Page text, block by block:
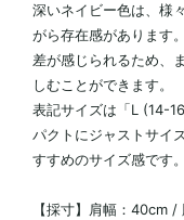
深いネイビー色は、様
がら存在感があります
差が感じられるため、
しむことができます。
表記サイズは「L (14-
パクトにジャストサイ
すすめのサイズ感です。
【採寸】肩幅：40cm